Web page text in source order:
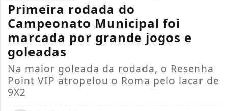
Primeira rodada do
Campeonato Municipal foi
marcada por grande jogos e
goleadas
Na maior goleada da rodada, o Resenha
Point VIP atropelou o Roma pelo lacar de
9X2